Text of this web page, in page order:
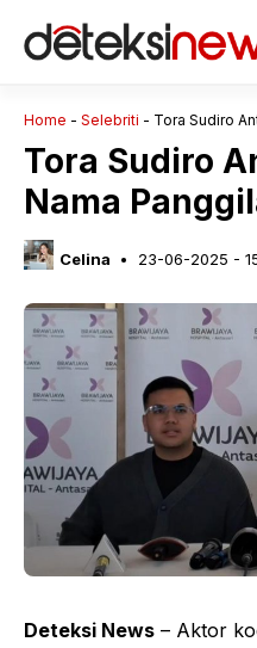
Home - Selebriti - Tora Sudiro
Tora Sudiro
Nama
Celina 23-06-2025 -
Deteksi News – Aktor